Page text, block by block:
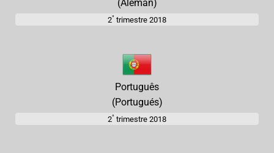
(Alemán)
2° trimestre 2018
Português
(Portugués)
2° trimestre 2018